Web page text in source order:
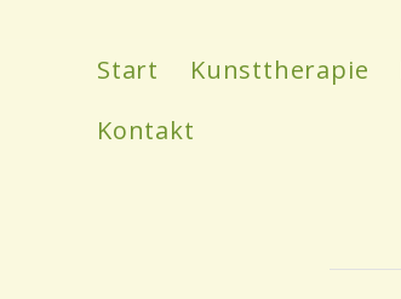
Start Kunsttherapie
Kontakt